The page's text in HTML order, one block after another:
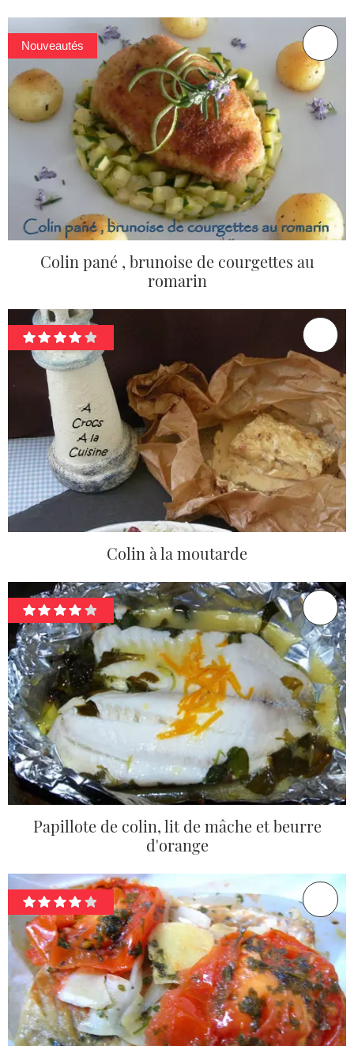
Nouveautés
Colin pané , brunoise de courgettes au
romarin
Colin à la moutarde
Papillote de colin, lit de mâche et beurre
d'orange